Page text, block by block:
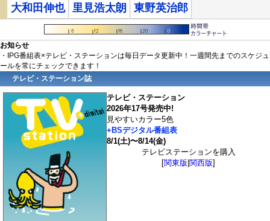
大和田伸也 里見浩太朗 東野英治郎
お知らせ
・IPG番組表×テレビ・ステーションは毎日データ更新中！一週間先までのスケジュ
ールを常にチェックできます！
テレビ・ステーション誌
テレビ・ステーション
2026年17号発売中!
見やすいカラー5色
+BSデジタル番組表
8/1(土)〜8/14(金)
テレビステーションを購入
[関東版 関西版]